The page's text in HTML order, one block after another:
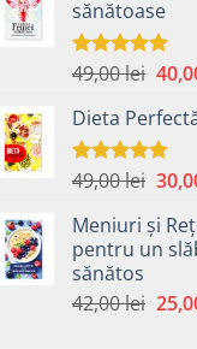
lei.
fost:
sănătoase
Evaluat la
49,00lei
a
fost:
Dieta
Evaluat la
49,00lei
a
fost:
Meniuri și
pentru un
sănătos
42,00lei